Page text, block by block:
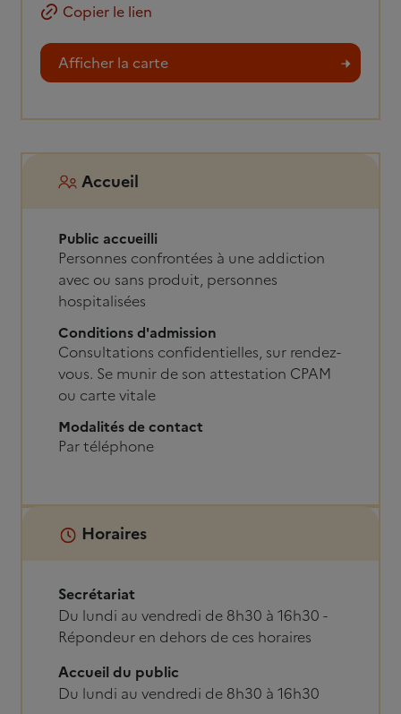
Copier le lien
Afficher la carte
Accueil
Public accueilli
Personnes confrontées à une addiction
avec ou sans produit, personnes
hospitalisées
Conditions d'admission
Consultations confidentielles, sur rendez-
vous. Se munir de son attestation CPAM
ou carte vitale
Modalités de contact
Par téléphone
Horaires
Secrétariat
Du lundi au vendredi de 8h30 à 16h30 -
Répondeur en dehors de ces horaires
Accueil du public
Du lundi au vendredi de 8h30 à 16h30